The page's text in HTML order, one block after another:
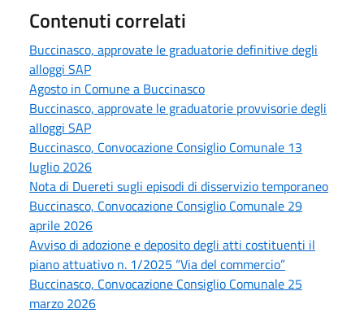
Contenuti correlati
Buccinasco, approvate le graduatorie definitive degli
alloggi SAP
Agosto in Comune a Buccinasco
Buccinasco, approvate le graduatorie provvisorie degli
alloggi SAP
Buccinasco, Convocazione Consiglio Comunale 13
luglio 2026
Nota di Duereti sugli episodi di disservizio temporaneo
Buccinasco, Convocazione Consiglio Comunale 29
aprile 2026
Avviso di adozione e deposito degli atti costituenti il
piano attuativo n. 1/2025 “Via del commercio”
Buccinasco, Convocazione Consiglio Comunale 25
marzo 2026